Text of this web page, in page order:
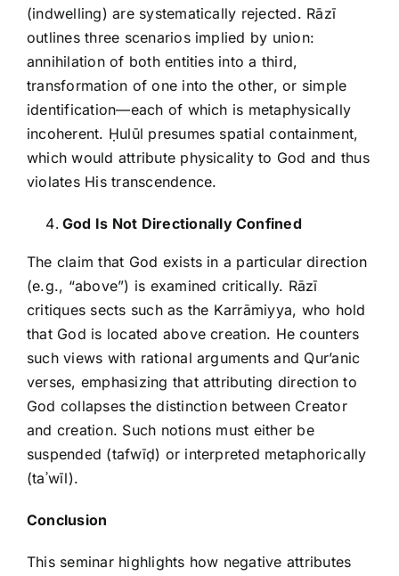
(indwelling) are systematically rejected. Rāzī
outlines three scenarios implied by union:
annihilation of both entities into a third,
transformation of one into the other, or simple
identification—each of which is metaphysically
incoherent. Ḥulūl presumes spatial containment,
which would attribute physicality to God and thus
violates His transcendence.
God Is Not Directionally Confined
The claim that God exists in a particular direction
(e.g., “above”) is examined critically. Rāzī
critiques sects such as the Karrāmiyya, who hold
that God is located above creation. He counters
such views with rational arguments and Qur’anic
verses, emphasizing that attributing direction to
God collapses the distinction between Creator
and creation. Such notions must either be
suspended (tafwīḍ) or interpreted metaphorically
(taʾwīl).
Conclusion
This seminar highlights how negative attributes